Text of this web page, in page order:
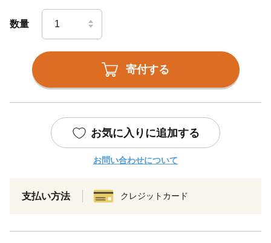
数量
寄付する
お気に入りに追加する
お問い合わせについて
支払い方法 クレジットカード